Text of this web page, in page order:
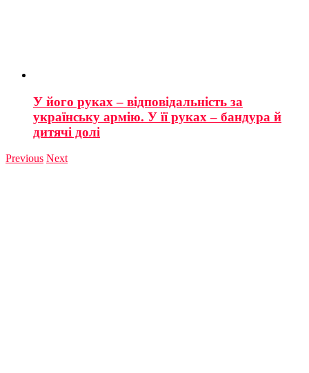
У його руках – відповідальність за
українську армію. У її руках – бандура й
дитячі долі
Previous Next